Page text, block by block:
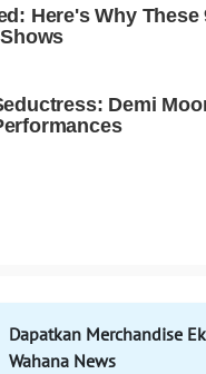
Dapatkan Merchandise
Wahana News